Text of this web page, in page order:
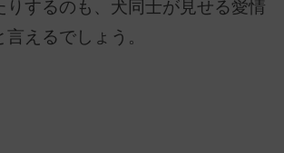
りするのも、犬同士が見せる愛情
えるでしょう。